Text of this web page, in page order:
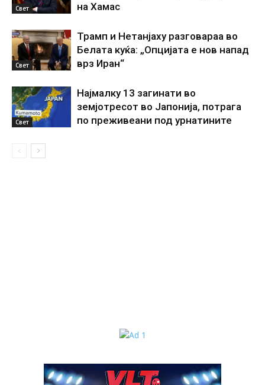
Свет
на Хамас
Свет
Трамп и Нетанјаху разговараа во
Белата куќа: „Опцијата е нов напад
врз Иран“
Свет
Најмалку 13 загинати во
земјотресот во Јапонија, потрага
по преживеани под урнатините